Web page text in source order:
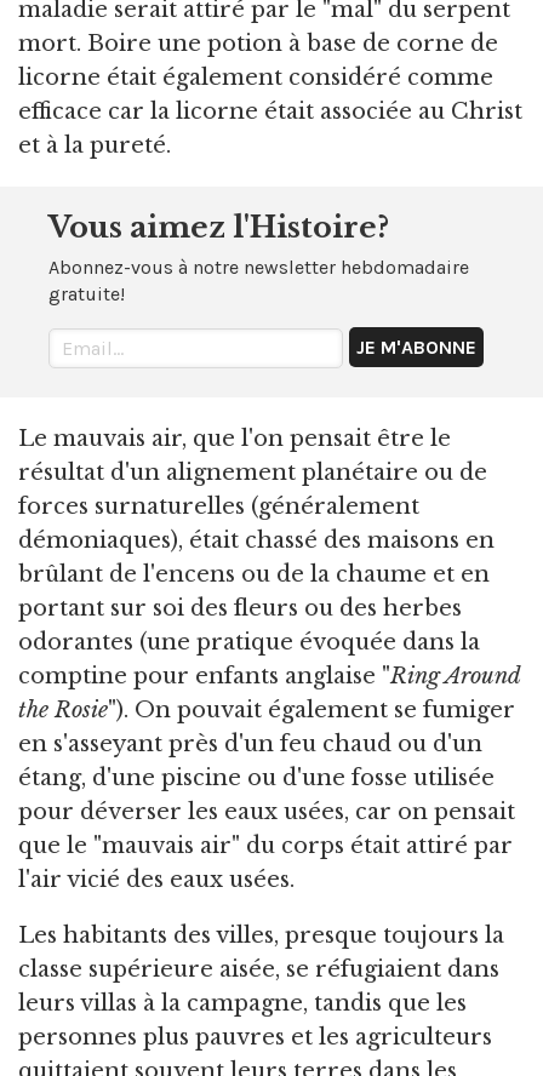
maladie serait attiré par le "mal" du serpent
mort. Boire une potion à base de corne de
licorne était également considéré comme
efficace car la licorne était associée au Christ
et à la pureté.
Vous aimez l'Histoire?
Abonnez-vous à notre newsletter hebdomadaire
gratuite!
Le mauvais air, que l'on pensait être le
résultat d'un alignement planétaire ou de
forces surnaturelles (généralement
démoniaques), était chassé des maisons en
brûlant de l'encens ou de la chaume et en
portant sur soi des fleurs ou des herbes
odorantes (une pratique évoquée dans la
comptine pour enfants anglaise "Ring Around
the Rosie"). On pouvait également se fumiger
en s'asseyant près d'un feu chaud ou d'un
étang, d'une piscine ou d'une fosse utilisée
pour déverser les eaux usées, car on pensait
que le "mauvais air" du corps était attiré par
l'air vicié des eaux usées.
Les habitants des villes, presque toujours la
classe supérieure aisée, se réfugiaient dans
leurs villas à la campagne, tandis que les
personnes plus pauvres et les agriculteurs